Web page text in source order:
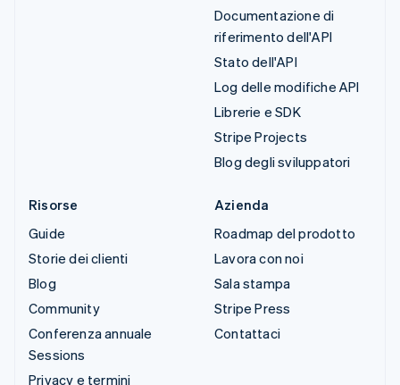
Documentazione di
riferimento dell'API
Stato dell'API
Log delle modifiche API
Librerie e SDK
Stripe Projects
Blog degli sviluppatori
Risorse
Guide
Storie dei clienti
Blog
Community
Conferenza annuale
Sessions
Privacy e termini
Azienda
Roadmap del prodotto
Lavora con noi
Sala stampa
Stripe Press
Contattaci